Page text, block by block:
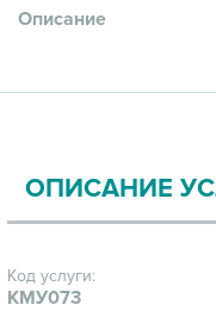
Описание
ОПИСАНИЕ
Код услуги:
КМУ073